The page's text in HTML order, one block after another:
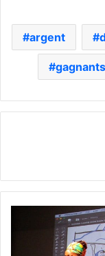
argent
gagnants